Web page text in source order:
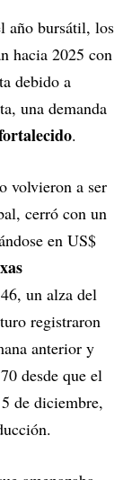
año bursátil, los
hacia 2025 con
debido a
una demanda
.
volvieron a ser
cerró con un
en US$
un alza del
registraron
anterior y
desde que el
de diciembre,